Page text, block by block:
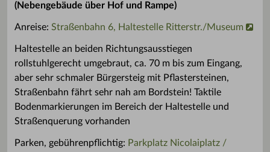
(Nebengebäude über Hof und Rampe)
Anreise: Straßenbahn 6, Haltestelle Ritterstr./Museum
Haltestelle an beiden Richtungsausstiegen
rollstuhlgerecht umgebraut, ca. 70 m bis zum Eingang,
aber sehr schmaler Bürgersteig mit Pflastersteinen,
Straßenbahn fährt sehr nah am Bordstein! Taktile
Bodenmarkierungen im Bereich der Haltestelle und
Straßenquerung vorhanden
Parken, gebührenpflichtig: Parkplatz Nicolaiplatz /